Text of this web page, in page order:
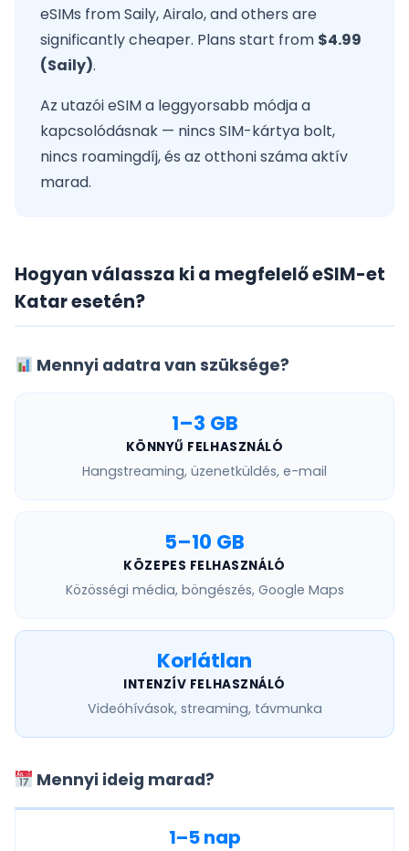
eSIMs from Saily, Airalo, and others are
significantly cheaper. Plans start from $4.99
(Saily).
Az utazói eSIM a leggyorsabb módja a
kapcsolódásnak — nincs SIM-kártya bolt,
nincs roamingdíj, és az otthoni száma aktív
marad.
Hogyan válassza ki a megfelelő eSIM-et
Katar esetén?
Mennyi adatra van szüksége?
1–3 GB
KÖNNYŰ FELHASZNÁLÓ
Hangstreaming, üzenetküldés, e-mail
5–10 GB
KÖZEPES FELHASZNÁLÓ
Közösségi média, böngészés, Google Maps
Korlátlan
INTENZÍV FELHASZNÁLÓ
Videóhívások, streaming, távmunka
Mennyi ideig marad?
1–5 nap